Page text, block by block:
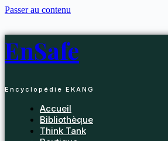
Passer au contenu
EnSafe
Encyclopédie EKANG
Accueil
Bibliothèque
Think Tank